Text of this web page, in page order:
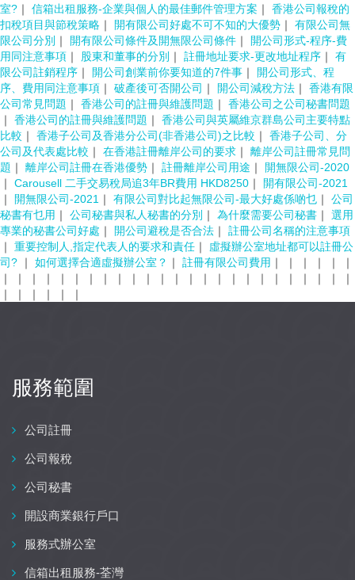
室? ｜ 信箱出租服務-企業與個人的最佳郵件管理方案 ｜ 香港公司報稅的
扣稅項目與節稅策略 ｜ 開有限公司好處不可不知的大優勢 ｜ 有限公司無
限公司分別 ｜ 開有限公司條件及開無限公司條件 ｜ 開公司形式-程序-費
用同注意事項 ｜ 股東和董事的分別 ｜ 註冊地址要求-更改地址程序 ｜ 有
限公司註銷程序 ｜ 開公司創業前你要知道的7件事 ｜ 開公司形式、程
序、費用同注意事項 ｜ 破產後可否開公司 ｜ 開公司減稅方法 ｜ 香港有限
公司常見問題 ｜ 香港公司的註冊與維護問題 ｜ 香港公司之公司秘書問題
｜ 香港公司的註冊與維護問題 ｜ 香港公司與英屬維京群島公司主要特點
比較 ｜ 香港子公司及香港分公司(非香港公司)之比較 ｜ 香港子公司、分
公司及代表處比較 ｜ 在香港註冊離岸公司的要求 ｜ 離岸公司註冊常見問
題 ｜ 離岸公司註冊在香港優勢 ｜ 註冊離岸公司用途 ｜ 開無限公司-2020
｜ Carousell 二手交易稅局追3年BR費用 HKD8250 ｜ 開有限公司-2021
｜ 開無限公司-2021 ｜ 有限公司對比起無限公司-最大好處係啲乜 ｜ 公司
秘書有乜用 ｜ 公司秘書與私人秘書的分別 ｜ 為什麼需要公司秘書 ｜ 選用
專業的秘書公司好處 ｜ 開公司避稅是否合法 ｜ 註冊公司名稱的注意事項
｜ 重要控制人,指定代表人的要求和責任 ｜ 虛擬辦公室地址都可以註冊公
司?
｜ 如何選擇合適虛擬辦公室？ ｜ 註冊有限公司費用 ｜ ｜ ｜ ｜ ｜
｜
｜
｜ ｜ ｜ ｜ ｜ ｜ ｜ ｜ ｜ ｜ ｜ ｜ ｜ ｜ ｜ ｜ ｜ ｜ ｜ ｜ ｜ ｜ ｜
｜
｜
｜ ｜ ｜ ｜ ｜
服務範圍
公司註冊
公司報稅
公司秘書
開設商業銀行戶口
服務式辦公室
信箱出租服務-荃灣